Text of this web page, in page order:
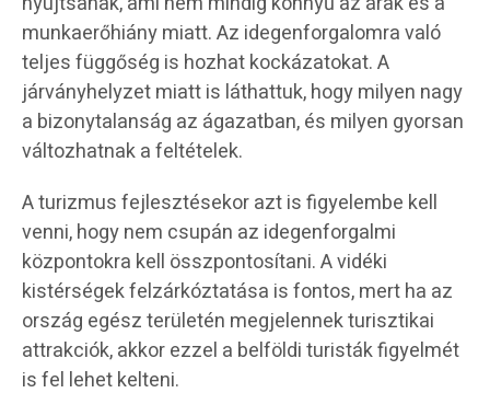
munkaerőhiány miatt. Az idegenforgalomra való
teljes függőség is hozhat kockázatokat. A
járványhelyzet miatt is láthattuk, hogy milyen nagy
a bizonytalanság az ágazatban, és milyen gyorsan
változhatnak a feltételek.
A turizmus fejlesztésekor azt is figyelembe kell
venni, hogy nem csupán az idegenforgalmi
központokra kell összpontosítani. A vidéki
kistérségek felzárkóztatása is fontos, mert ha az
ország egész területén megjelennek turisztikai
attrakciók, akkor ezzel a belföldi turisták figyelmét
is fel lehet kelteni.